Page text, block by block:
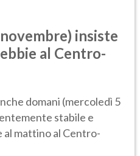
insiste
al Centro-
domani (mercoledì 5
stabile e
al mattino al Centro-